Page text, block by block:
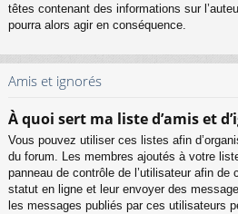
têtes contenant des informations sur
pourra alors agir en conséquence.
Amis et ignorés
À quoi sert ma liste d’amis et
Vous pouvez utiliser ces listes afin
du forum. Les membres ajoutés à votre
panneau de contrôle de l’utilisateur afin de
statut en ligne et leur envoyer des
les messages publiés par ces utilisateurs